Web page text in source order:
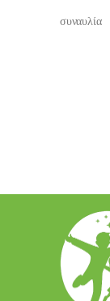
συναυλία